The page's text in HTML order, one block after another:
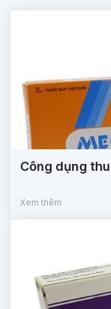
Công dụng
Xem thêm